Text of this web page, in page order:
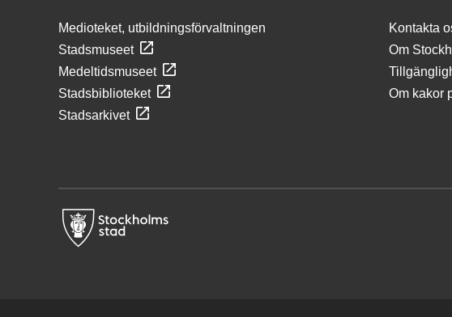
Medioteket, utbildningsförvaltningen
Stadsmuseet
Medeltidsmuseet
Stadsbiblioteket
Stadsarkivet
Kontakta
Om
Om kakor